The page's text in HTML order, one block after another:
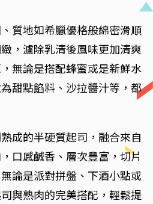
質地如希臘優格般綿密滑順
，濾除乳清後風味更加清爽
無論是搭配蜂蜜或是新鮮水
甜點餡料、沙拉醬汁等，都
成的半硬質起司，融合來自
口感鹹香、層次豐富，切片
論是派對拼盤、下酒小點或
與熟肉的完美搭配，輕鬆提